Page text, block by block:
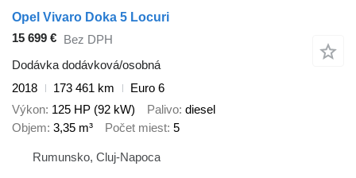
Opel Vivaro Doka 5 Locuri
15 699 € Bez DPH
Dodávka dodávková/osobná
2018
173 461 km
Euro 6
Výkon 125 HP (92 kW) Palivo diesel
Objem 3,35 m³ Počet miest 5
Rumunsko, Cluj-Napoca